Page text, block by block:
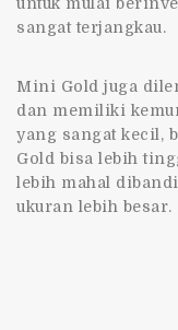
sangat terjangkau.
Mini Gold juga
dan memiliki
yang sangat kecil,
Gold bisa lebih
lebih mahal
ukuran lebih besar.